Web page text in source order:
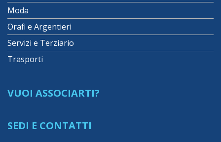
Moda
Orafi e Argentieri
Servizi e Terziario
Trasporti
VUOI ASSOCIARTI?
SEDI E CONTATTI